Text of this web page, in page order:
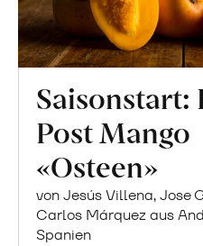
Saisonstart:
Post Mango
«Osteen»
von Jesús Villena, Jose
Carlos Márquez aus
Spanien